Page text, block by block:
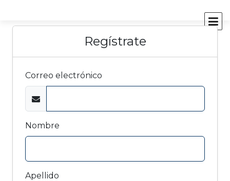
Regístrate
Correo electrónico
Nombre
Apellido